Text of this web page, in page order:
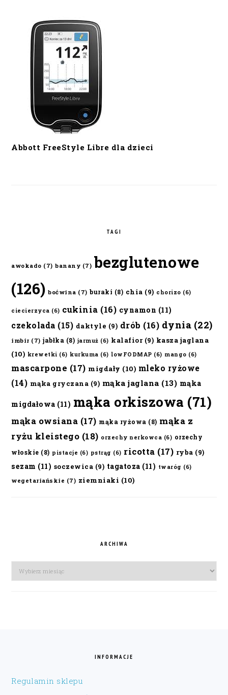
Abbott FreeStyle Libre dla dzieci
TAGI
awokado (7) banany (7) bezglutenowe
(126) boćwina (7) buraki (8) chia (9) chorizo (6)
ciecierzyca (6) cukinia (16) cynamon (11)
czekolada (15) daktyle (9) drób (16) dynia (22)
imbir (7) jabłka (8) jarmuż (6) kalafior(9) kasza jaglana
(10) krewetki (6) kurkuma (6) lowFODMAP (6) mango (6)
mascarpone (17) migdały (10) mleko ryżowe
(14) mąka gryczana (9) mąka jaglana (13) mąka
migdałowa (11) mąka orkiszowa (71)
mąka owsiana (17) mąka ryżowa (8) mąka z
ryżu kleistego (18) orzechy nerkowca (6) orzechy
włoskie (8) pistacje (6) pstrąg (6) ricotta (17) ryba (9)
sezam (11) soczewica (9) tagatoza (11) twaróg (6)
wegetariańskie (7) ziemniaki (10)
ARCHIWA
Archiwa
INFORMACJE
Regulamin sklepu